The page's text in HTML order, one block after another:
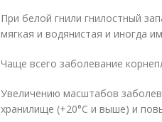
При белой гнили гнилостный
мягкая и водянистая и иногда
Чаще всего заболевание
Увеличению масштабов
хранилище (+20°С и выше) и